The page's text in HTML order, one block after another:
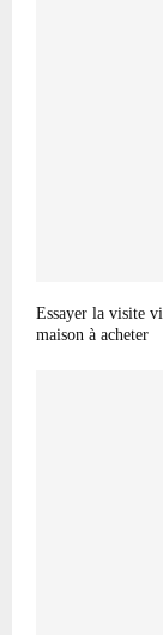
Essayer la visite
maison à acheter